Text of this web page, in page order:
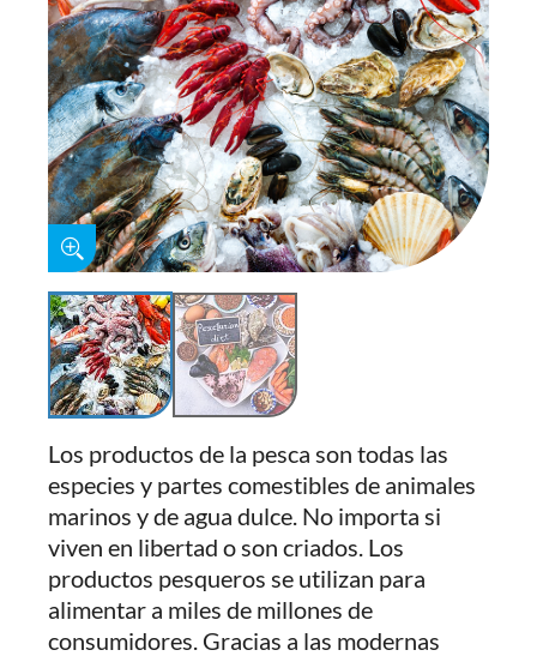
Los productos de la pesca son todas las
especies y partes comestibles de animales
marinos y de agua dulce. No importa si
viven en libertad o son criados. Los
productos pesqueros se utilizan para
alimentar a miles de millones de
consumidores. Gracias a las modernas